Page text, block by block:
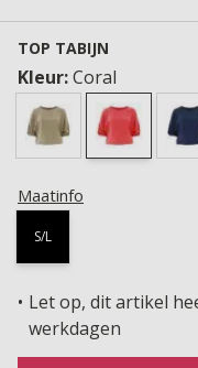
TOP TABIJN
Kleur:Coral
Maatinfo
S/L
Let op, dit artikel
werkdagen